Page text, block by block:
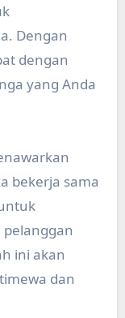
Dengan
dengan
yang Anda
bekerja sama
ini akan
dan